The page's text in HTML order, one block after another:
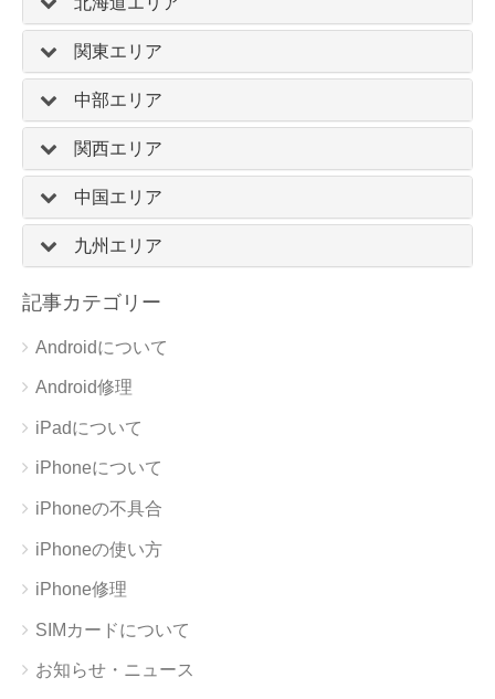
関東エリア
中部エリア
関西エリア
中国エリア
九州エリア
記事カテゴリー
Androidについて
Android修理
iPadについて
iPhoneについて
iPhoneの不具合
iPhoneの使い方
iPhone修理
SIMカードについて
お知らせ・ニュース